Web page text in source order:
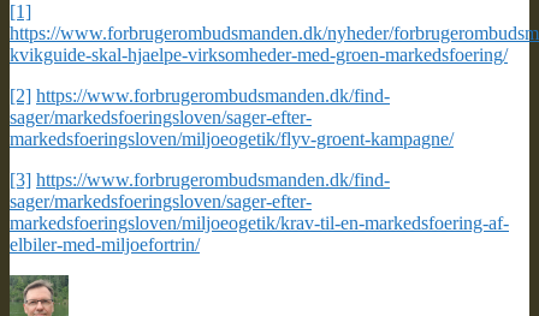
[1]
https://www.forbrugerombudsmanden.dk/nyheder/
kvikguide-skal-hjaelpe-virksomheder-med-groen-markedsfoering/
[2] https://www.forbrugerombudsmanden.dk/find-
sager/markedsfoeringsloven/sager-efter-
markedsfoeringsloven/miljoeogetik/flyv-groent-kampagne/
[3] https://www.forbrugerombudsmanden.dk/find-
sager/markedsfoeringsloven/sager-efter-
markedsfoeringsloven/miljoeogetik/krav-til-en-markedsfoering-af-
elbiler-med-miljoefortrin/